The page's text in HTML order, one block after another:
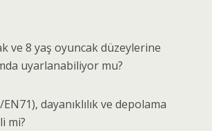
ve 8 yaş oyuncak düzeylerine
uyarlanabiliyor mu?
dayanıklılık ve depolama
mi?